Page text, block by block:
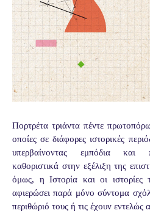
Πορτρέτα τριάντα πέντε
οποίες σε διάφορες ιστορικές
υπερβαίνοντας εμπόδια και
καθοριστικά στην εξέλιξη της
όμως, η Ιστορία και οι
αφιερώσει παρά μόνο σύντομα
περιθώριό τους ή τις έχουν εντελώς